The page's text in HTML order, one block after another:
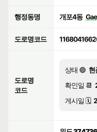
행정동명 개포4동
도로명코드
도로명
코드
상태 🟢 현
확인일 📆
게시일 🗓️